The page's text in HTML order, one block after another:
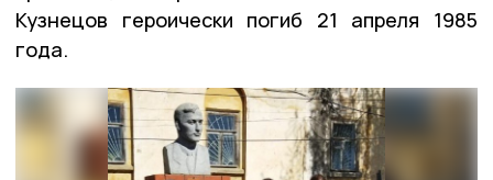
Кузнецов героически погиб 21 апреля 1985
года.